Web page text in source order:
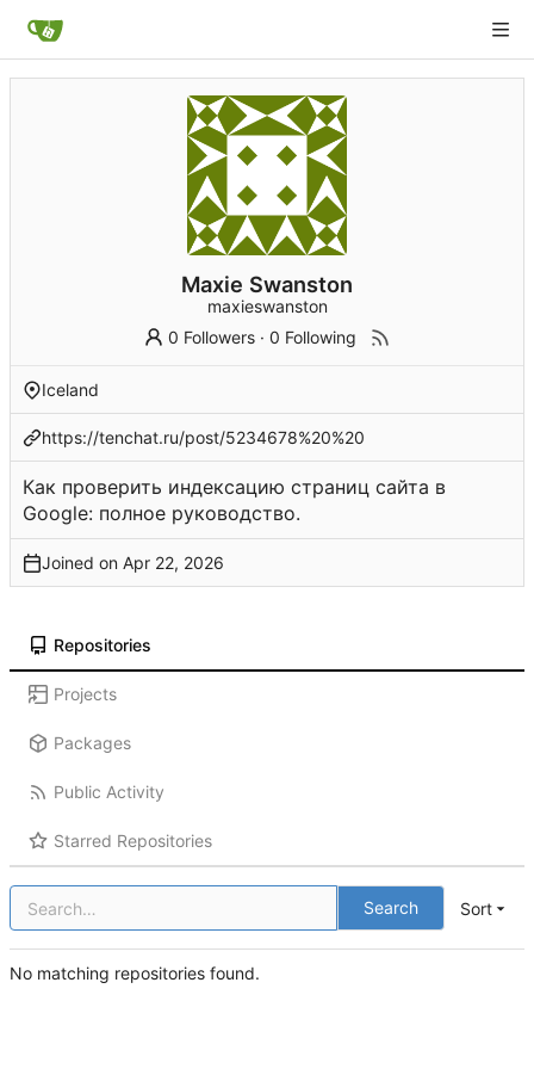
Maxie Swanston
maxieswanston
0 Followers ·0 Following
Iceland
https://tenchat.ru/post/5234678%20%20
Как проверить индексацию страниц сайта в
Google: полное руководство.
Joined on
Repositories
Projects
Packages
Public Activity
Starred Repositories
Search Sort
No matching repositories found.